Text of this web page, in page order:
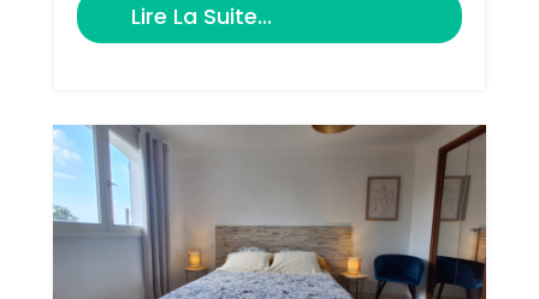
Lire La Suite...